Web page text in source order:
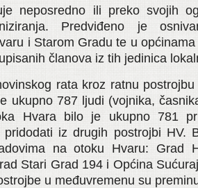
neposredno ili preko svojih
Predviđeno je
i Starom Gradu te u
članova iz tih jedinica
rata kroz ratnu postrojbu
ukupno 787 ljudi (vojnika,
Hvara bilo je ukupno 781
pridodati iz drugih postrojbi HV.
na otoku Hvaru: Grad
Stari Grad 194 i Općina
u međuvremenu su